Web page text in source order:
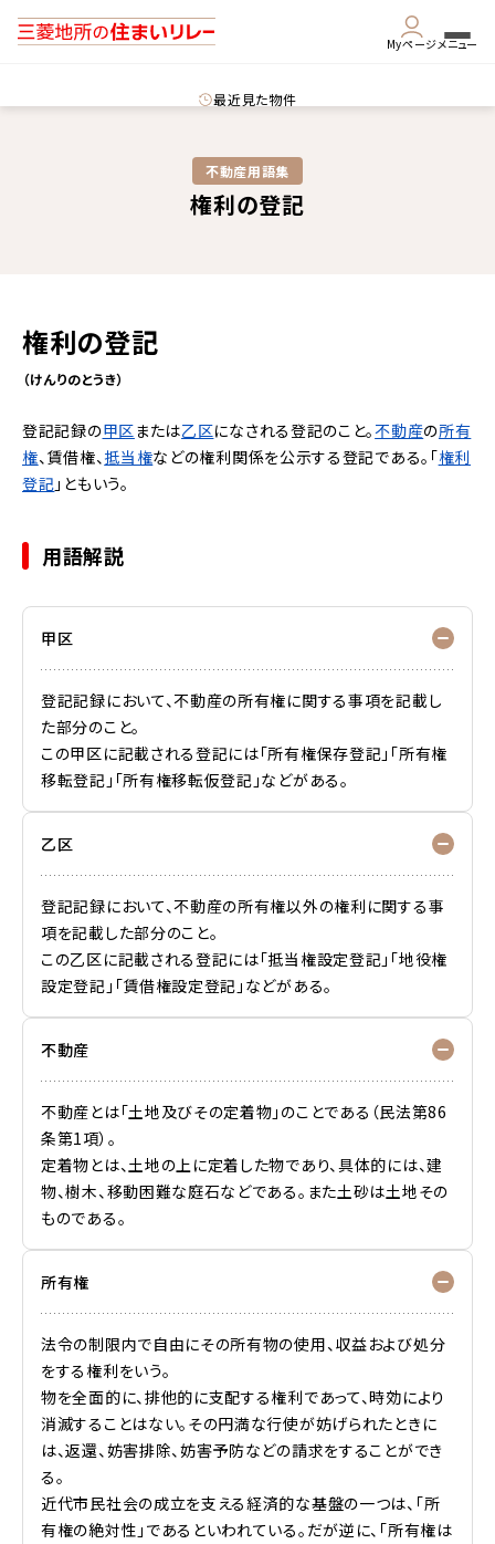
Myページメニュー
最近見た物件
不動産用語集​
権利の登記
権利の登記
（けんりのとうき）
登記記録の甲区または乙区になされる登記のこと。不動産の所有
権、賃借権、抵当権などの権利関係を公示する登記である。「権利
登記 」ともいう。
用語解説
甲区
登記記録において、不動産の所有権に関する事項を記載し
た部分のこと。
この甲区に記載される登記には「所有権保存登記」「所有権
移転登記」「所有権移転仮登記」などがある。
乙区
登記記録において、不動産の所有権以外の権利に関する事
項を記載した部分のこと。
この乙区に記載される登記には「抵当権設定登記」「地役権
設定登記」「賃借権設定登記」などがある。
不動産
不動産とは「土地及びその定着物」のことである（民法第86
条第1項）。
定着物とは、土地の上に定着した物であり、具体的には、建
物、樹木、移動困難な庭石などである。また土砂は土地その
ものである。
所有権
法令の制限内で自由にその所有物の使用、収益および処分
をする権利をいう。
物を全面的に、排他的に支配する権利であって、時効により
消滅することはない。その円満な行使が妨げられたときに
は、返還、妨害排除、妨害予防などの請求をすることができ
る。
近代市民社会の成立を支える経済的な基盤の一つは、「所
有権の絶対性」であるといわれている。だが逆に、「所有権は